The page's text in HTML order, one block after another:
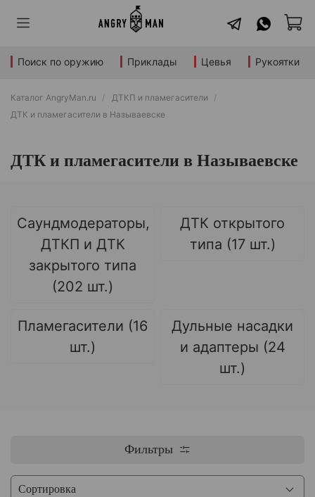
Поиск по оружию Приклады Цевья Рукоятки
Каталог AngryMan.ru
ДТКП и пламегасители
ДТК и пламегасители в Называевске
ДТК и пламегасители в Называевске
Саундмодераторы,
ДТКП и ДТК
закрытого типа
(202 шт.)
ДТК открытого
типа (17 шт.)
Пламегасители (16
шт.)
Дульные насадки
и адаптеры (24
шт.)
Фильтры